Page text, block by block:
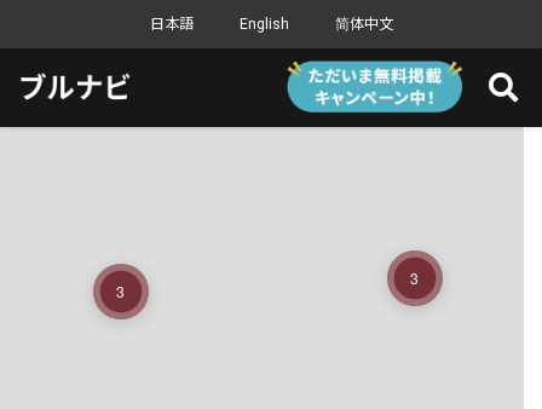
日本語 English 简体中文
3
3